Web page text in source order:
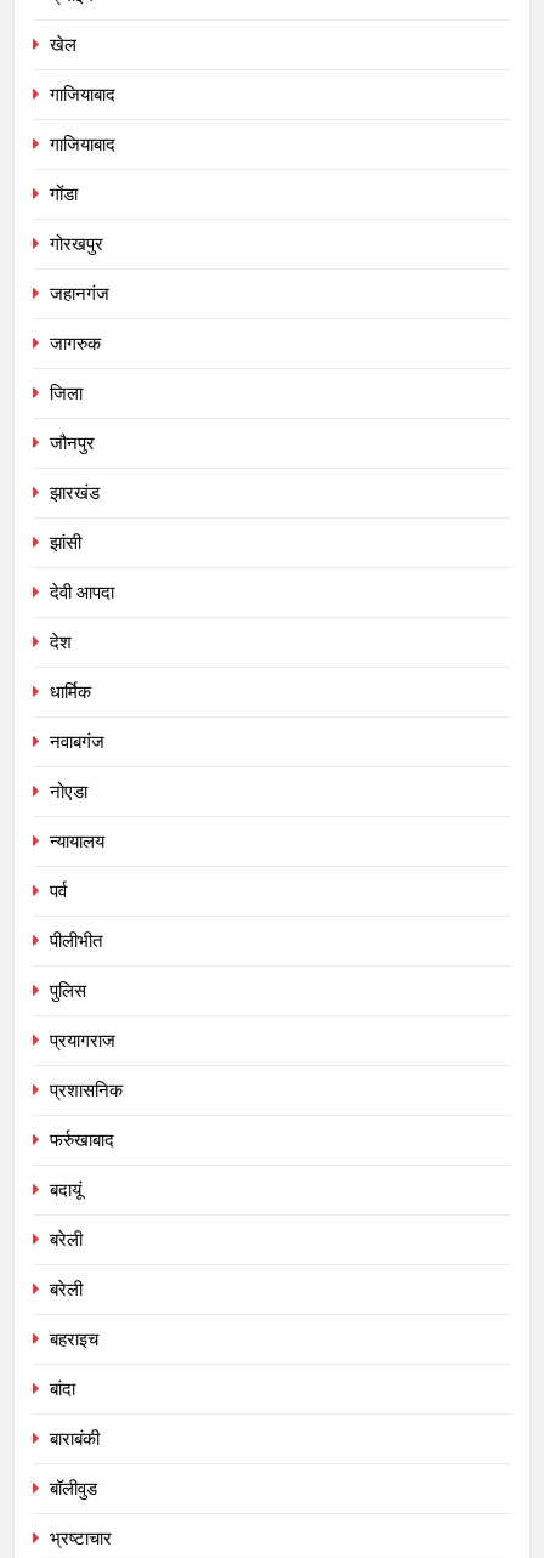
खेल
गाजियाबाद
गाजियाबाद
गोंडा
गोरखपुर
जहानगंज
जागरुक
जिला
जौनपुर
झारखंड
झांसी
देवी आपदा
देश
धार्मिक
नवाबगंज
नोएडा
न्यायालय
पर्व
पीलीभीत
पुलिस
प्रयागराज
प्रशासनिक
फर्रुखाबाद
बदायूं
बरेली
बरेली
बहराइच
बांदा
बाराबंकी
बॉलीवुड
भ्रष्टाचार